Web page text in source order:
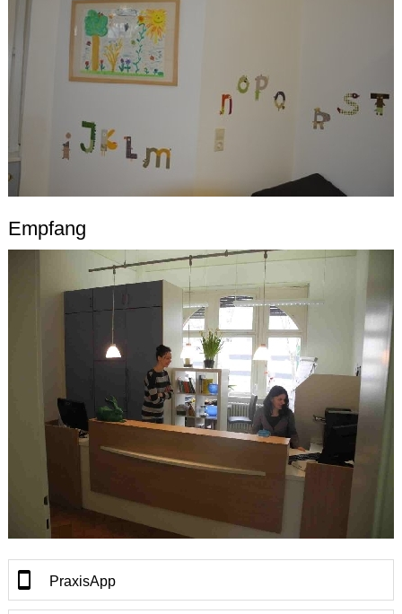
Empfang
PraxisApp